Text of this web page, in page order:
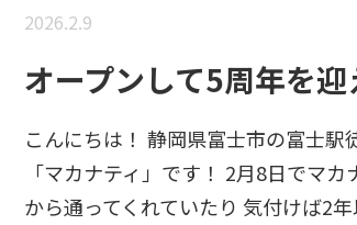
2026.2.9
オープンして5周年を
こんにちは！ 静岡県富士市の富士
「マカナティ」です！ 2月8日でマカ
から通ってくれていたり 気付けば2